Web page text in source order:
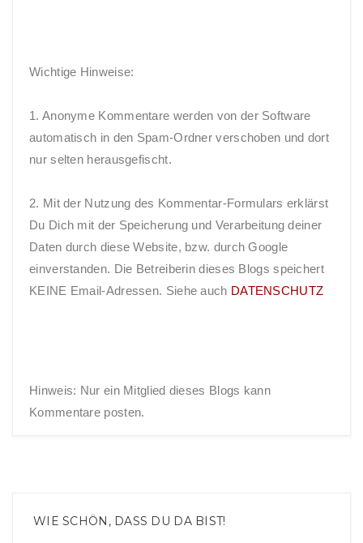
Wichtige Hinweise:
1. Anonyme Kommentare werden von der Software
automatisch in den Spam-Ordner verschoben und dort
nur selten herausgefischt.
2. Mit der Nutzung des Kommentar-Formulars erklärst
Du Dich mit der Speicherung und Verarbeitung deiner
Daten durch diese Website, bzw. durch Google
einverstanden. Die Betreiberin dieses Blogs speichert
KEINE Email-Adressen. Siehe auch DATENSCHUTZ
Hinweis: Nur ein Mitglied dieses Blogs kann
Kommentare posten.
WIE SCHÖN, DASS DU DA BIST!